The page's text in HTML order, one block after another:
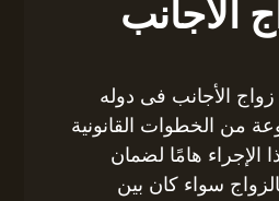
الأجانب
الأجانب فى دوله
من الخطوات القانونية
الإجراء هامًا لضمان
سواء كان بين